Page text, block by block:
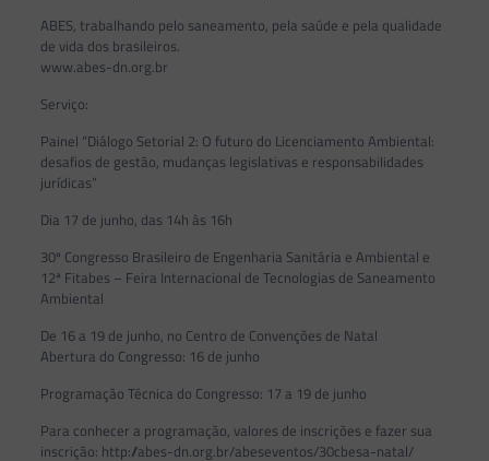
ABES, trabalhando pelo saneamento, pela saúde e pela qualidade
de vida dos brasileiros.
www.abes-dn.org.br
Serviço:
Painel “Diálogo Setorial 2: O futuro do Licenciamento Ambiental:
desafios de gestão, mudanças legislativas e responsabilidades
jurídicas”
Dia 17 de junho, das 14h às 16h
30º Congresso Brasileiro de Engenharia Sanitária e Ambiental e
12ª Fitabes – Feira Internacional de Tecnologias de Saneamento
Ambiental
De 16 a 19 de junho, no Centro de Convenções de Natal
Abertura do Congresso: 16 de junho
Programação Técnica do Congresso: 17 a 19 de junho
Para conhecer a programação, valores de inscrições e fazer sua
inscrição: http://abes-dn.org.br/abeseventos/30cbesa-natal/